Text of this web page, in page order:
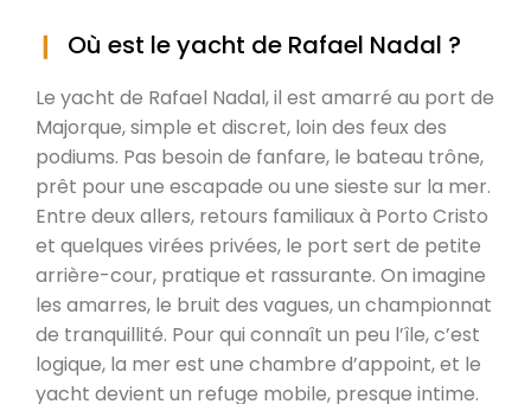
Où est le yacht de Rafael Nadal ?
Le yacht de Rafael Nadal, il est amarré au port de
Majorque, simple et discret, loin des feux des
podiums. Pas besoin de fanfare, le bateau trône,
prêt pour une escapade ou une sieste sur la mer.
Entre deux allers, retours familiaux à Porto Cristo
et quelques virées privées, le port sert de petite
arrière-cour, pratique et rassurante. On imagine
les amarres, le bruit des vagues, un championnat
de tranquillité. Pour qui connaît un peu l’île, c’est
logique, la mer est une chambre d’appoint, et le
yacht devient un refuge mobile, presque intime.